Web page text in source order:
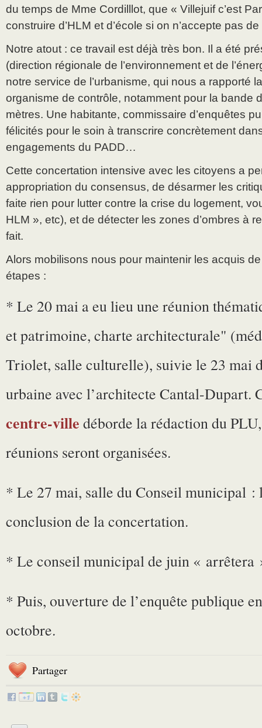
du temps de Mme Cordilllot, que « Villejuif c’est
construire d’HLM et d’école si on n’accepte pas
Notre atout : ce travail est déjà très bon. Il a été
(direction régionale de l’environnement et de
notre service de l’urbanisme, qui nous a rapporté
organisme de contrôle, notamment pour la bande
mètres. Une habitante, commissaire d’enquêtes
félicités pour le soin à transcrire concrètement
engagements du PADD…
Cette concertation intensive avec les citoyens a
appropriation du consensus, de désarmer les
faite rien pour lutter contre la crise du logement,
HLM », etc), et de détecter les zones d’ombres à
fait.
Alors mobilisons nous pour maintenir les acquis
étapes :
* Le 20 mai a eu lieu une réunion
et patrimoine, charte architecturale"
Triolet, salle culturelle), suivie le 23 mai
urbaine avec l’architecte Cantal-Dupart.
centre-ville déborde la rédaction du
réunions seront organisées.
* Le 27 mai, salle du Conseil municipal :
conclusion de la concertation.
* Le conseil municipal de juin « arrêtera
* Puis, ouverture de l’enquête publique
octobre.
Partager